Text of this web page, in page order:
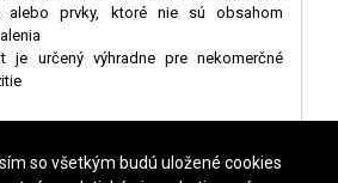
so všetkým budú uložené cookies
alebo prvky, ktoré nie sú obsahom
je určený výhradne pre nekomerčné